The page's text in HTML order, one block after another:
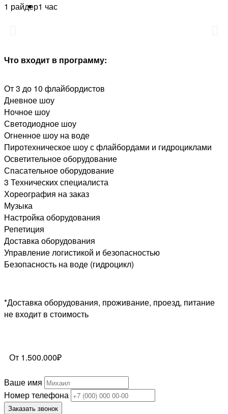
1 райдер1 час
Что входит в программу:
От 3 до 10 флайбордистов
Дневное шоу
Ночное шоу
Светодиодное шоу
Огненное шоу на воде
Пиротехническое шоу с флайбордами и гидроциклами
Осветительное оборудование
Спасательное оборудование
3 Технических специалиста
Хореография на заказ
Музыка
Настройка оборудования
Репетиция
Доставка оборудования
Управление логистикой и безопасностью
Безопасность на воде (гидроцикл)
*Доставка оборудования, проживание, проезд, питание
не входит в стоимость
От 1.500.000₽
Ваше имя
Номер телефона
Заказать звонок